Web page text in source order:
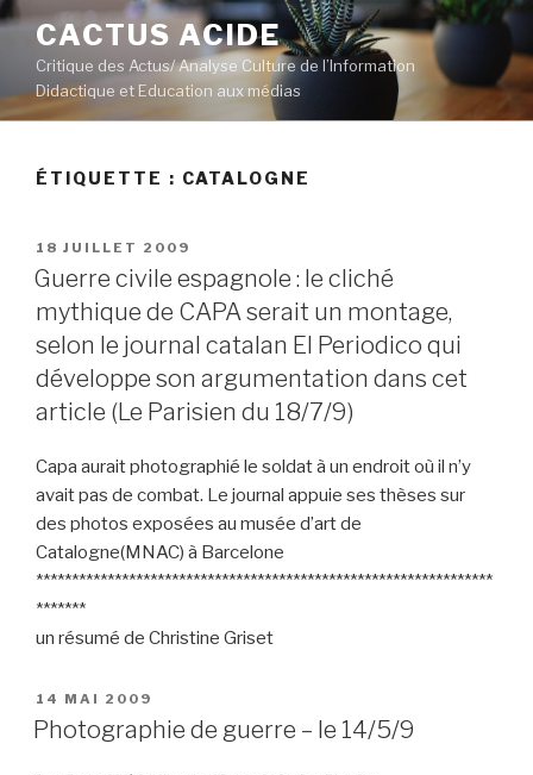
Aller
contenu
principal
CACTUS ACIDE
Critique des Actus/ Analyse Culture de l’Information
Didactique et Education aux médias
ÉTIQUETTE : CATALOGNE
PUBLIÉ
LE
18 JUILLET 2009
Guerre civile espagnole : le cliché
mythique de CAPA serait un montage,
selon le journal catalan El Periodico qui
développe son argumentation dans cet
article (Le Parisien du 18/7/9)
Capa aurait photographié le soldat à un endroit où il n’y
avait pas de combat. Le journal appuie ses thèses sur
des photos exposées au musée d’art de
Catalogne(MNAC) à Barcelone
****************************************************************
*******
un résumé de Christine Griset
PUBLIÉ
LE
14 MAI 2009
Photographie de guerre – le 14/5/9